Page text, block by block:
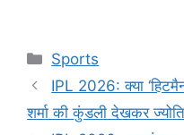
Categories
Sports
IPL 2026: क्या
शर्मा की कुंडली देखकर